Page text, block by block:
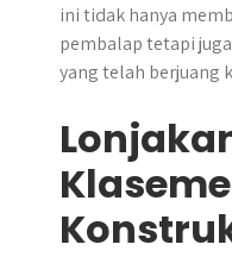
ini tidak hanya
pembalap tetapi
yang telah berjuang